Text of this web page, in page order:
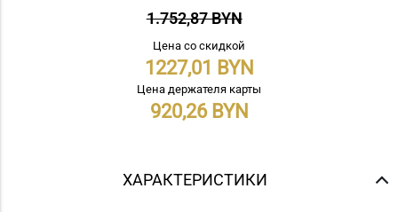
1.752,87 BYN
Цена со скидкой
1227,01
Цена держателя карты
920,26
ХАРАКТЕРИСТИКИ